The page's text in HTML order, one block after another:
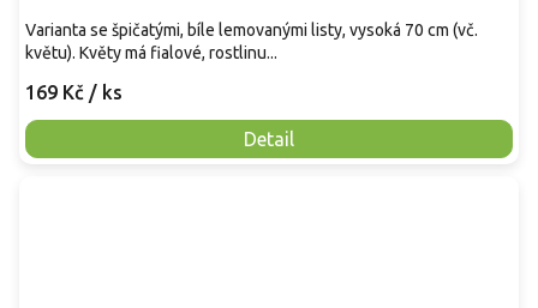
169 Kč / ks
Detail
Varianta se špičatými, bíle lemovanými listy, vysoká 70 cm (vč.
květu). Květy má fialové, rostlinu...